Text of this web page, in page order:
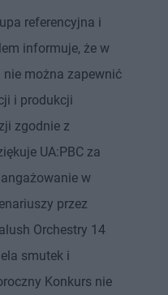
referencyjna i
informuje, że ​​w
można zapewnić
i produkcji
zgodnie z
UA:PBC za
w
przez
Orchestry 14
smutek i
Konkurs nie